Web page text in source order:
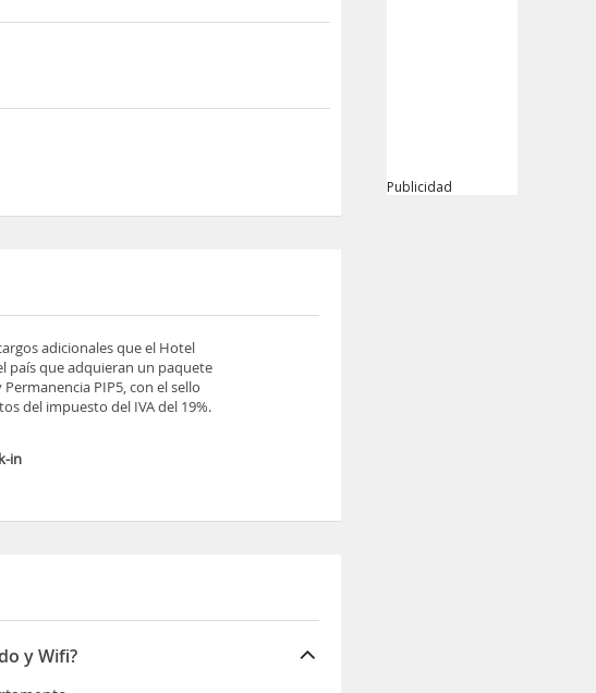
adicionales que el Hotel
país que adquieran un paquete
PIP5, con el sello
del impuesto del IVA del 19%.
in
y Wifi?
Publicidad